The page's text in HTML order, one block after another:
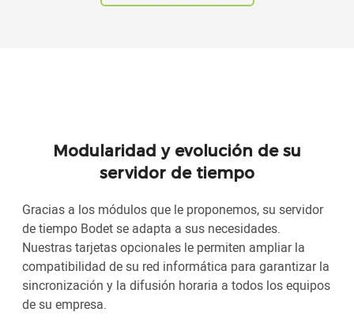
Modularidad y evolución de su
servidor de tiempo
Gracias a los módulos que le proponemos, su servidor
de tiempo Bodet se adapta a sus necesidades.
Nuestras tarjetas opcionales le permiten ampliar la
compatibilidad de su red informática para garantizar la
sincronización y la difusión horaria a todos los equipos
de su empresa.